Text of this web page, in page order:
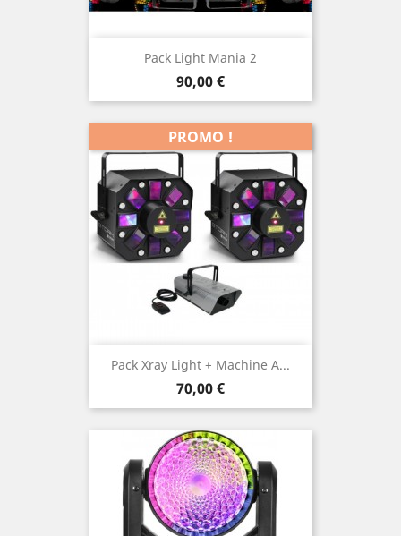
Pack Light Mania 2
Prix
90,00 €
Pack Xray Light + Machine A...
Prix
70,00 €
PROMO !